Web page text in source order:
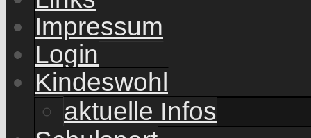
Impressum
Login
Kindeswohl
aktuelle Infos